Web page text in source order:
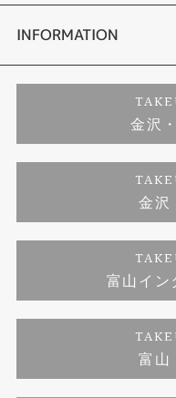
セットリング
婚約ネックレス
ダイヤモンド
ジュエリーリフォーム
お客様の声
プロポーズサポート
ブランドリスト
福井指輪工房｜手作りペア
福井指輪工房｜手作り結
福井工房｜手作り婚約指輪
会社概要
お客様の声
INFORMATION
プライバシーポリシー
金沢
金沢
富山イン
富山